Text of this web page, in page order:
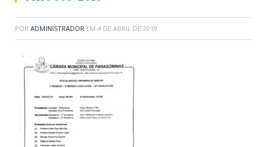
POR ADMINISTRADOR EM 4 DE ABRIL DE 2019